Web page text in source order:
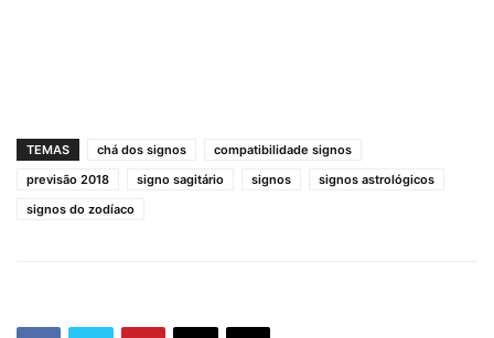
TEMAS chá dos signos
compatibilidade signos
previsão 2018
signo sagitário signos
signos astrológicos
signos do zodíaco